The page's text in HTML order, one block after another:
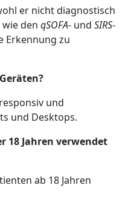
er nicht diagnostisch
den qSOFA- und SIRS-
Erkennung zu
und
und Desktops.
18 Jahren verwendet
ab 18 Jahren